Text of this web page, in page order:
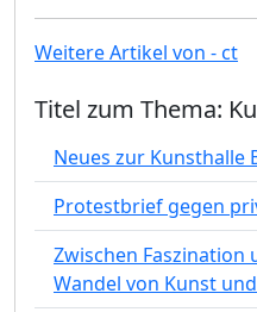
Weitere Artikel von - ct
Titel zum Thema:
Neues zur Kunsthalle
Protestbrief gegen
Zwischen Faszination
Wandel von Kunst